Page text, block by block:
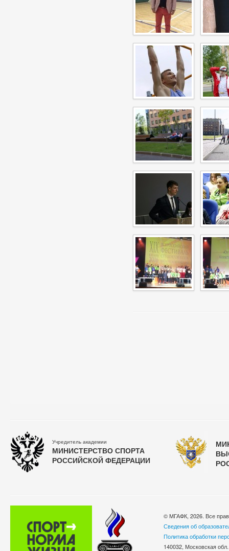
Учредитель академии
МИНИСТЕРСТВО СПОРТА
РОССИЙСКОЙ ФЕДЕРАЦИИ
© МГАФК, 2026. Все
Сведения об
Политика обработки
140032, Московская